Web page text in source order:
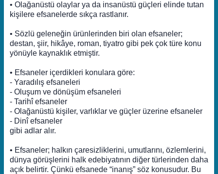
• Olağanüstü olaylar ya da insanüstü güçleri elinde tutan
kişilere efsanelerde sıkça rastlanır.
• Sözlü geleneğin ürünlerinden biri olan efsaneler;
destan, şiir, hikâye, roman, tiyatro gibi pek çok türe konu
yönüyle kaynaklık etmiştir.
• Efsaneler içerdikleri konulara göre:
- Yaradılış efsaneleri
- Oluşum ve dönüşüm efsaneleri
- Tarihî efsaneler
- Olağanüstü kişiler, varlıklar ve güçler üzerine efsaneler
- Dinî efsaneler
gibi adlar alır.
• Efsaneler; halkın çaresizliklerini, umutlarını, özlemlerini,
dünya görüşlerini halk edebiyatının diğer türlerinden daha
açık belirtir. Çünkü efsanede “inanış” söz konusudur. Bu